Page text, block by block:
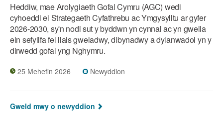
Heddiw, mae Arolygiaeth Gofal Cymru (AGC) wedi
cyhoeddi ei Strategaeth Cyfathrebu ac Ymgysylltu ar gyfer
2026-2030, sy'n nodi sut y byddwn yn cynnal ac yn gwella
ein sefyllfa fel llais gweladwy, dibynadwy a dylanwadol yn y
dirwedd gofal yng Nghymru.
25 Mehefin 2026 Newyddion
Gweld mwy o newyddion